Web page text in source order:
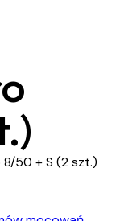
50 + S (2 szt.)